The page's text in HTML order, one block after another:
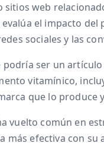
sitios web
evalúa el impacto
sociales y las
ser un
vitamínico,
que lo produce
vuelto común en
más efectiva con